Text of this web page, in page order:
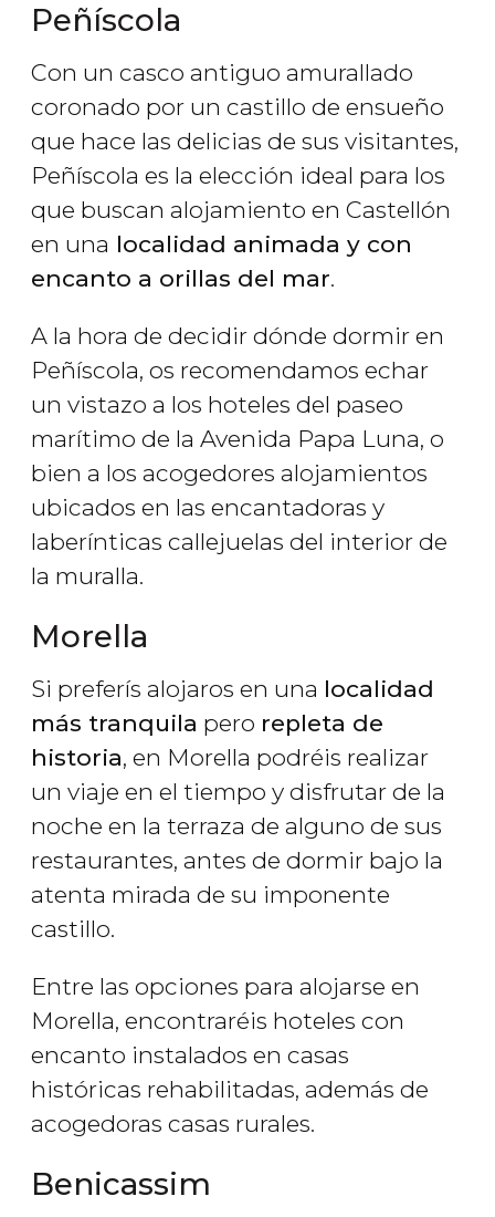
Peñíscola
Con un casco antiguo amurallado
coronado por un castillo de ensueño
que hace las delicias de sus visitantes,
Peñíscola es la elección ideal para los
que buscan alojamiento en Castellón
en una localidad animada y con
encanto a orillas del mar.
A la hora de decidir dónde dormir en
Peñíscola, os recomendamos echar
un vistazo a los hoteles del paseo
marítimo de la Avenida Papa Luna, o
bien a los acogedores alojamientos
ubicados en las encantadoras y
laberínticas callejuelas del interior de
la muralla.
Morella
Si preferís alojaros en una localidad
más tranquila pero repleta de
historia, en Morella podréis realizar
un viaje en el tiempo y disfrutar de la
noche en la terraza de alguno de sus
restaurantes, antes de dormir bajo la
atenta mirada de su imponente
castillo.
Entre las opciones para alojarse en
Morella, encontraréis hoteles con
encanto instalados en casas
históricas rehabilitadas, además de
acogedoras casas rurales.
Benicassim